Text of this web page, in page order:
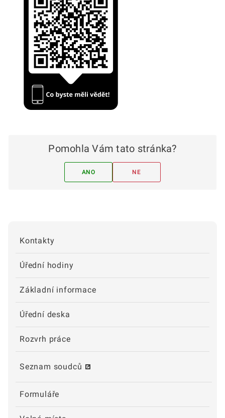
Kontakty
Úřední hodiny
Základní informace
Úřední deska
Rozvrh práce
Seznam soudců
Formuláře
Pomohla Vám tato stránka?
ANO NE